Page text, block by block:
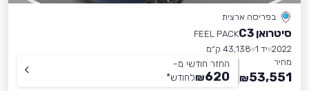
בפריסה ארצית
סיטרואן C3
FEEL PACK
2022 יד 1
43,138 ק״מ
מחיר
53,551
₪
החזר חודשי מ-
620
₪לחודש*